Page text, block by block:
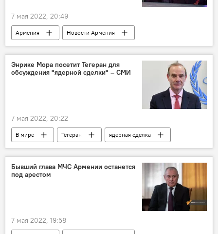
7 мая 2022, 20:49
Армения
Новости Армения
Политика
Общество
оппозиция
шествие
Ереван
Энрике Мора посетит Тегеран для
обсуждения "ядерной сделки" – СМИ
7 мая 2022, 20:22
В мире Тегеран
ядерная сделка
СМИ
Бывший глава МЧС Армении останется
под арестом
7 мая 2022, 19:58